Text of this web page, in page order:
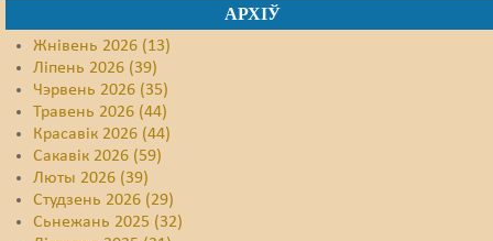
АРХІЎ
Жнівень 2026 (13)
Ліпень 2026 (39)
Чэрвень 2026 (35)
Травень 2026 (44)
Красавік 2026 (44)
Сакавік 2026 (59)
Люты 2026 (39)
Студзень 2026 (29)
Сьнежань 2025 (32)